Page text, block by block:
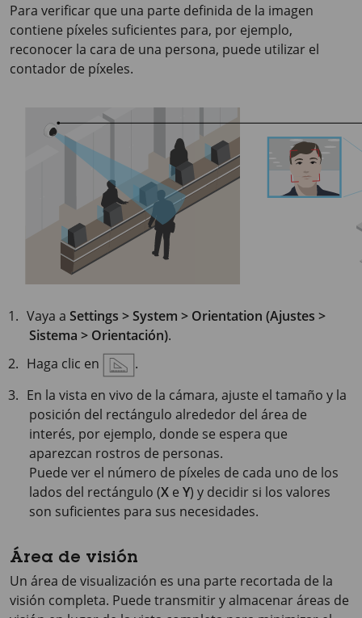
Para verificar que una parte definida de la imagen
contiene píxeles suficientes para, por ejemplo,
reconocer la cara de una persona, puede utilizar el
contador de píxeles.
Vaya aSettings > System > Orientation (Ajustes >
Sistema > Orientación).
Haga clic en
.
En la vista en vivo de la cámara, ajuste el tamaño y la
posición del rectángulo alrededor del área de
interés, por ejemplo, donde se espera que
aparezcan rostros de personas.
Puede ver el número de píxeles de cada uno de los
lados del rectángulo (X e Y) y decidir si los valores
son suficientes para sus necesidades.
Área de visión
Un área de visualización es una parte recortada de la
visión completa. Puede transmitir y almacenar áreas de